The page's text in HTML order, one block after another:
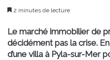
2 minutes de lecture
Le marché immobilier de
décidément pas la crise.
d’une villa à Pyla-sur-Mer